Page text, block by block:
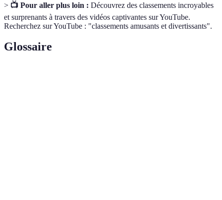
> 📺 Pour aller plus loin : Découvrez des classements incroyables
et surprenants à travers des vidéos captivantes sur YouTube.
Recherchez sur YouTube : "classements amusants et divertissants".
Glossaire